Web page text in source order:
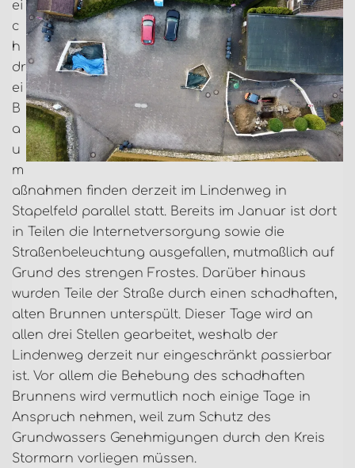
ei
c
h
dr
ei
B
a
u
m
aßnahmen finden derzeit im Lindenweg in
Stapelfeld parallel statt. Bereits im Januar ist dort
in Teilen die Internetversorgung sowie die
Straßenbeleuchtung ausgefallen, mutmaßlich auf
Grund des strengen Frostes. Darüber hinaus
wurden Teile der Straße durch einen schadhaften,
alten Brunnen unterspült. Dieser Tage wird an
allen drei Stellen gearbeitet, weshalb der
Lindenweg derzeit nur eingeschränkt passierbar
ist. Vor allem die Behebung des schadhaften
Brunnens wird vermutlich noch einige Tage in
Anspruch nehmen, weil zum Schutz des
Grundwassers Genehmigungen durch den Kreis
Stormarn vorliegen müssen.